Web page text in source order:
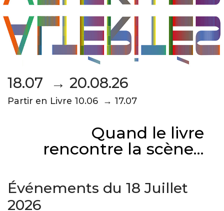
18.07 → 20.08.26
Partir en Livre 10.06 → 17.07
Quand le livre
rencontre la scène...
Événements du 18 Juillet
2026